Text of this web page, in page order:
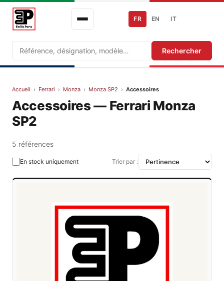
Recherche Rechercher
FR EN IT
Accueil › Ferrari › Monza › Monza SP2 › Accessoires
Accessoires — Ferrari Monza
SP2
5 références
En stock uniquement Trier par :